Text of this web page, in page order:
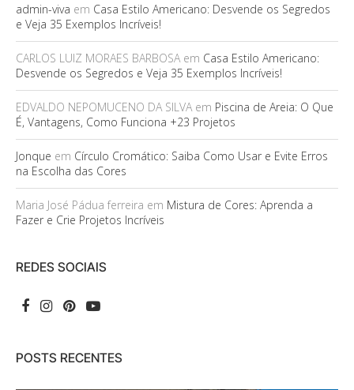
admin-viva em Casa Estilo Americano: Desvende os Segredos
e Veja 35 Exemplos Incríveis!
CARLOS LUIZ MORAES BARBOSAem Casa Estilo Americano:
Desvende os Segredos e Veja 35 Exemplos Incríveis!
EDVALDO NEPOMUCENO DA SILVAem Piscina de Areia: O Que
É, Vantagens, Como Funciona +23 Projetos
Jonque em Círculo Cromático: Saiba Como Usar e Evite Erros
na Escolha das Cores
Maria José Pádua ferreira em Mistura de Cores: Aprenda a
Fazer e Crie Projetos Incríveis
REDES SOCIAIS
POSTS RECENTES